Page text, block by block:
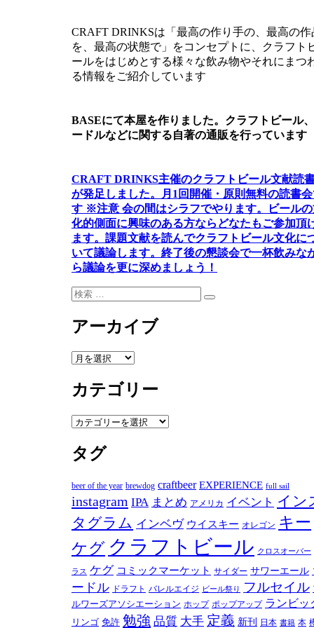
ー
シ
ョ
CRAFT DRINKSは「最高の作り手の、最高の作
を、最高の状態で」をコンセプトに、クラフト
ールをはじめとする様々な飲み物やそれにまつ
る情報をご紹介しています
BASEにて本屋を作りました。クラフトビール
ードルなどに関する自著の通販を行っています
CRAFT DRINKS主催のクラフトビール文献読
が発足しました。
月1回開催・原則無料の読書
す ※注意 会の間はシラフでやります。
ビール
化的側面に興味のある方ならどなたもご参加頂
ます。 課題文献を読んでクラフトビール文化に
いて議論します。 終了後の懇談会で一杯飲みな
ら議論を更に深めましょう！
検
検
アーカイブ
ア
カ
イ
ブ
カテゴリー
カ
ゴ
リ
ー
タグ
beer of the year brewdog craftbeer EXPERIENCE full sail
instagram IPA まとめ アメリカ イベント イン
タグラム インベヴ ウイスキー オレゴン キー
ケグ クラフトビール クロスオーバー
ラス ケグ コミックマーケット サイダー サワーエール
ードル ドラフト バレルエイジ ビール祭り フルセイル
ルワーズアソシエーション ホップ ポップアップ ランビッ
リンゴ 免許 勉強 品質 大手 定義 新刊 日本 書籍 本